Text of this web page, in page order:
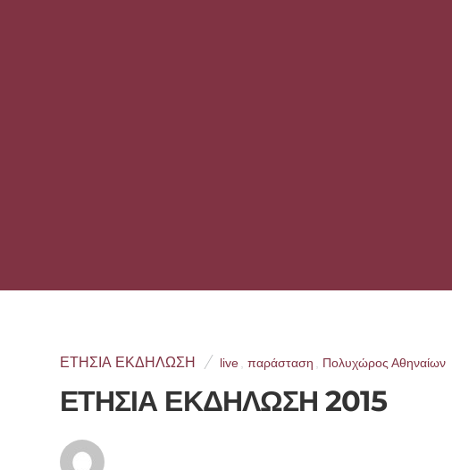
ΕΤΉΣΙΑ ΕΚΔΉΛΩΣΗ live ,παράσταση , Πολυχώρος Αθηναίων
ΕΤΗΣΙΑ ΕΚΔΗΛΩΣΗ 2015